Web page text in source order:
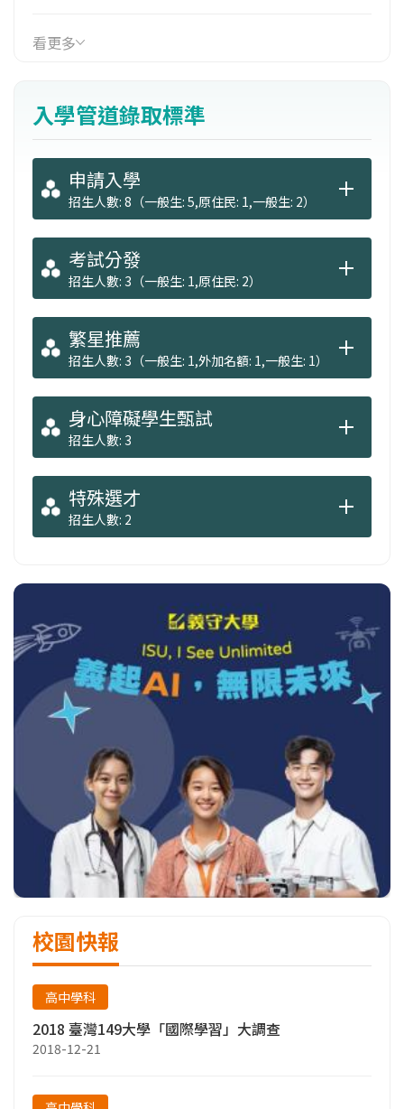
會音樂的研究與推廣，並開設相關課程，如聖
看更多
入學管道錄取標準
申請入學
招生人數: 8（一般生: 5,原住民: 1,一般生: 2）
考試分發
招生人數: 3（一般生: 1,原住民: 2）
繁星推薦
招生人數: 3（一般生: 1,外加名額: 1,一般生: 1）
身心障礙學生甄試
招生人數: 3
特殊選才
招生人數: 2
校園快報
高中學科
2018 臺灣149大學「國際學習」大調查
2018-12-21